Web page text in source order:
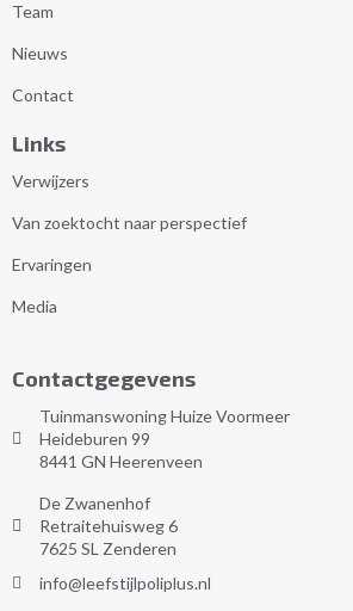
Team
Nieuws
Contact
Links
Verwijzers
Van zoektocht naar perspectief
Ervaringen
Media
Contactgegevens
Tuinmanswoning Huize Voormeer
Heideburen 99
8441 GN Heerenveen
De Zwanenhof
Retraitehuisweg 6
7625 SL Zenderen
info@leefstijlpoliplus.nl